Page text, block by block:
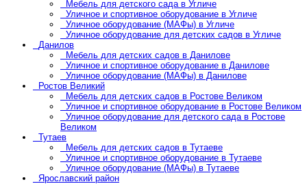
Мебель для детского сада в Угличе
Уличное и спортивное оборудование в Угличе
Уличное оборудование (МАФы) в Угличе
Уличное оборудование для детских садов в Угличе
Данилов
Мебель для детских садов в Данилове
Уличное и спортивное оборудование в Данилове
Уличное оборудование (МАФы) в Данилове
Ростов Великий
Мебель для детских садов в Ростове Великом
Уличное и спортивное оборудование в Ростове Великом
Уличное оборудование для детского сада в Ростове
Великом
Тутаев
Мебель для детских садов в Тутаеве
Уличное и спортивное оборудование в Тутаеве
Уличное оборудование (МАФы) в Тутаеве
Ярославский район